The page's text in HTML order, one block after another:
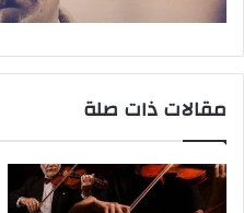
مقالات ذات صلة